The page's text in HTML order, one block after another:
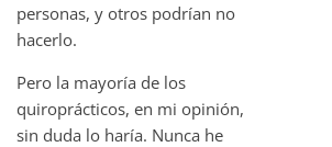
personas, y otros podrían no
hacerlo.
Pero la mayoría de los
quiroprácticos, en mi opinión,
sin duda lo haría. Nunca he